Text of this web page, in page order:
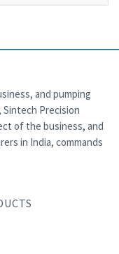
and pumping
Precision
of the business, and
in India, commands